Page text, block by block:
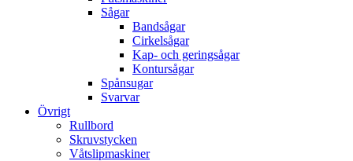
Sågar
Bandsågar
Cirkelsågar
Kap- och geringsågar
Kontursågar
Spånsugar
Svarvar
Övrigt
Rullbord
Skruvstycken
Våtslipmaskiner